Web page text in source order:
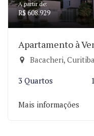
A partir de:
R$ 608.929
Apartamento à
Bacacheri,
3 Quartos
Mais informações